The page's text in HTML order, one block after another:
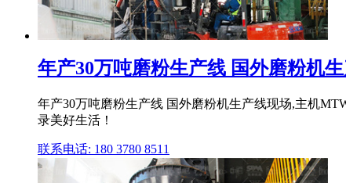
年产30万吨磨粉生产线 国外磨粉机
年产30万吨磨粉生产线 国外磨粉机生产线现场,主机
录美好生活！
联系电话: 180 3780 8511